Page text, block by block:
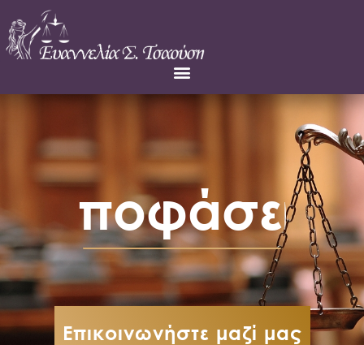
Αποφάσεις
Επικοινωνήστε μαζί μας